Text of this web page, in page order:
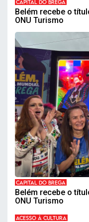
CAPITAL DO BREGA
Belém recebe o
ONU Turismo
CAPITAL DO BREGA
Belém recebe o
ONU Turismo
ACESSO À CULTURA